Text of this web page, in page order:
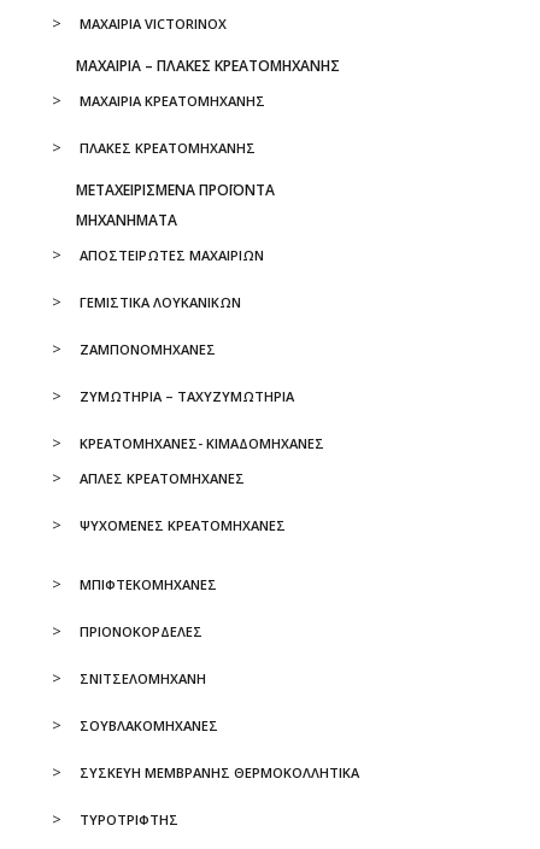
ΜΑΧΑΙΡΙΑ VICTORINOX
ΜΑΧΑΙΡΙΑ – ΠΛΑΚΕΣ ΚΡΕΑΤΟΜΗΧΑΝΗΣ
ΜΑΧΑΙΡΙΑ ΚΡΕΑΤΟΜΗΧΑΝΗΣ
ΠΛΑΚΕΣ ΚΡΕΑΤΟΜΗΧΑΝΗΣ
ΜΕΤΑΧΕΙΡΙΣΜΕΝΑ ΠΡΟΪΟΝΤΑ
ΜΗΧΑΝΗΜΑΤΑ
ΑΠΟΣΤΕΙΡΩΤΕΣ ΜΑΧΑΙΡΙΩΝ
ΓΕΜΙΣΤΙΚΑ ΛΟΥΚΑΝΙΚΩΝ
ΖΑΜΠΟΝΟΜΗΧΑΝΕΣ
ΖΥΜΩΤΗΡΙΑ – ΤΑΧΥΖΥΜΩΤΗΡΙΑ
ΚΡΕΑΤΟΜΗΧΑΝΕΣ- ΚΙΜΑΔΟΜΗΧΑΝΕΣ
ΑΠΛΕΣ ΚΡΕΑΤΟΜΗΧΑΝΕΣ
ΨΥΧΟΜΕΝΕΣ ΚΡΕΑΤΟΜΗΧΑΝΕΣ
ΜΠΙΦΤΕΚΟΜΗΧΑΝΕΣ
ΠΡΙΟΝΟΚΟΡΔΕΛΕΣ
ΣΝΙΤΣΕΛΟΜΗΧΑΝΗ
ΣΟΥΒΛΑΚΟΜΗΧΑΝΕΣ
ΣΥΣΚΕΥΗ ΜΕΜΒΡΑΝΗΣ ΘΕΡΜΟΚΟΛΛΗΤΙΚΑ
ΤΥΡΟΤΡΙΦΤΗΣ